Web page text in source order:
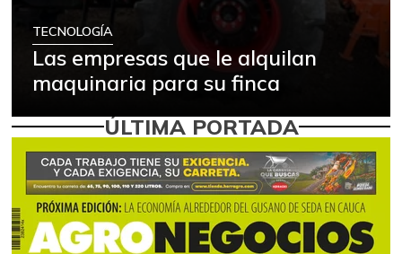
TECNOLOGÍA
Las empresas que le alquilan
maquinaria para su finca
ÚLTIMA PORTADA